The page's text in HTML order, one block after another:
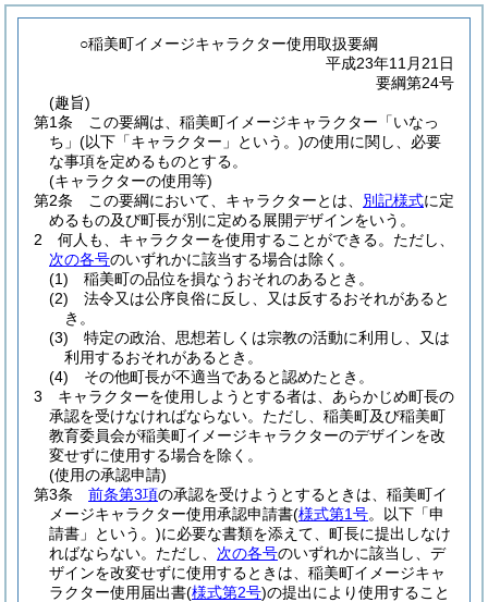
○稲美町イメージキャラクター使用取扱要綱
平成23年11月21日
要綱第24号
(趣旨)
第1条
この要綱は、稲美町イメージキャラクター「いなっ
ち」 (以下「キャラクター」という。)の使用に関し、必要
な事項を定めるものとする。
(キャラクターの使用等)
第2条
この要綱において、キャラクターとは、 別記様式に定
めるもの及び町長が別に定める展開デザインをいう。
2
何人も、キャラクターを使用することができる。 ただし、
次の各号のいずれかに該当する場合は除く。
(1)
稲美町の品位を損なうおそれのあるとき。
(2)
法令又は公序良俗に反し、又は反するおそれがあると
き。
(3)
特定の政治、思想若しくは宗教の活動に利用し、又は
利用するおそれがあるとき。
(4)
その他町長が不適当であると認めたとき。
3
キャラクターを使用しようとする者は、あらかじめ町長の
承認を受けなければならない。 ただし、稲美町及び稲美町
教育委員会が稲美町イメージキャラクターのデザインを改
変せずに使用する場合を除く。
(使用の承認申請)
第3条
前条第3項の承認を受けようとするときは、稲美町イ
メージキャラクター使用承認申請書(様式第1号。以下「申
請書」という。)に必要な書類を添えて、町長に提出しなけ
ればならない。 ただし、 次の各号のいずれかに該当し、デ
ザインを改変せずに使用するときは、稲美町イメージキャ
ラクター使用届出書(様式第2号)の提出により使用すること